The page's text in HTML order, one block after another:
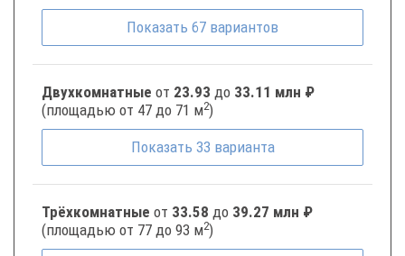
Показать 67 вариантов
Двухкомнатные от 23.93 до 33.11 млн ₽
(площадью от 47 до 71 м2)
Показать 33 варианта
Трёхкомнатные от 33.58 до 39.27 млн ₽
(площадью от 77 до 93 м2)